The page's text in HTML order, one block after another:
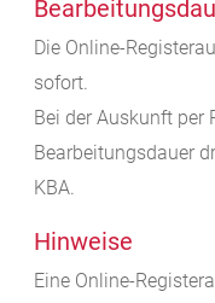
Die Online-
sofort.
Bei der Auskunft per
Bearbeitungsdauer
KBA.
Hinweise
Eine Online-